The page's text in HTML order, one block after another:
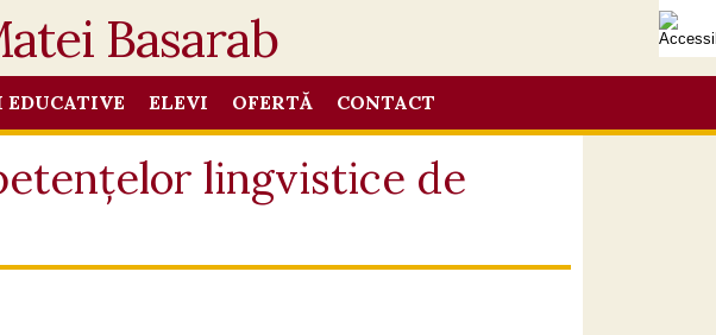
ELEVI OFERTĂ CONTACT
lingvistice de